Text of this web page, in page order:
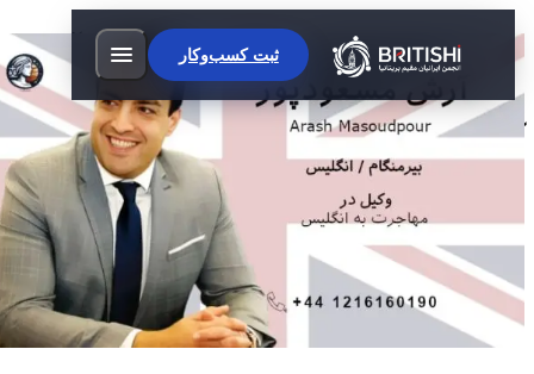
ثبت کسب‌وکار
UK Migration Lawyers | دفتر وکالت آرش
مسعودپور بیرمنگام
آرش مسعودپور بیرمنگام: کارشناس ارشد
مهاجرت و پناهندگی
تماس بگیرید
مسیریابی